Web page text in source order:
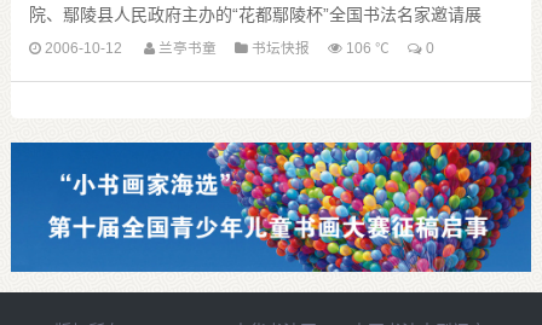
院、鄢陵县人民政府主办的“花都鄢陵杯”全国书法名家邀请展
——尚艺书法第一回开幕式暨河南省中国书法院成立揭牌仪式在
2006-10-12 兰亭书童 书坛快报 106 ℃ 0